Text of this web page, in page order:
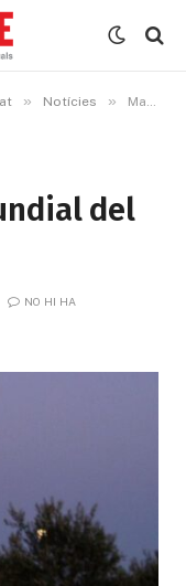
» Notícies » Manifest del Dia Mundial del Teatre
del
NO HI HA